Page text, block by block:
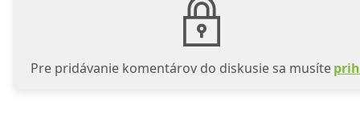
Pre pridávanie komentárov do diskusie sa musíte